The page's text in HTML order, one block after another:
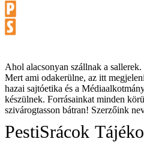
Ahol alacsonyan szállnak a
Mert ami odakerülne, az itt
hazai sajtóetika és a
készülnek. Forrásainkat minden
szivárogtasson bátran! Szerzőink
PestiSrácok